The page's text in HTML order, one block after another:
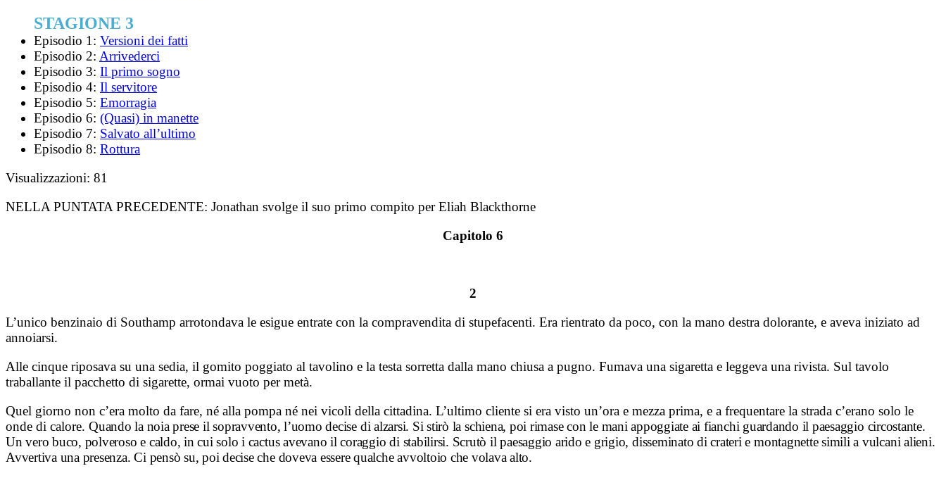
STAGIONE 3
Episodio 1: Versioni dei fatti
Episodio 2: Arrivederci
Episodio 3: Il primo sogno
Episodio 4: Il servitore
Episodio 5: Emorragia
Episodio 6: (Quasi) in manette
Episodio 7: Salvato all’ultimo
Episodio 8: Rottura
Visualizzazioni: 81
NELLA PUNTATA PRECEDENTE: Jonathan svolge il suo primo compito per Eliah Blackthorne
Capitolo 6
2
L’unico benzinaio di Southamp arrotondava le esigue entrate con la compravendita di stupefacenti. Era rientrato da poco, con la mano destra dolorante, e aveva iniziato ad
annoiarsi.
Alle cinque riposava su una sedia, il gomito poggiato al tavolino e la testa sorretta dalla mano chiusa a pugno. Fumava una sigaretta e leggeva una rivista. Sul tavolo
traballante il pacchetto di sigarette, ormai vuoto per metà.
Quel giorno non c’era molto da fare, né alla pompa né nei vicoli della cittadina. L’ultimo cliente si era visto un’ora e mezza prima, e a frequentare la strada c’erano solo le
onde di calore. Quando la noia prese il sopravvento, l’uomo decise di alzarsi. Si stirò la schiena, poi rimase con le mani appoggiate ai fianchi guardando il paesaggio circostante.
Un vero buco, polveroso e caldo, in cui solo i cactus avevano il coraggio di stabilirsi. Scrutò il paesaggio arido e grigio, disseminato di crateri e montagnette simili a vulcani alieni.
Avvertiva una presenza. Ci pensò su, poi decise che doveva essere qualche avvoltoio che volava alto.